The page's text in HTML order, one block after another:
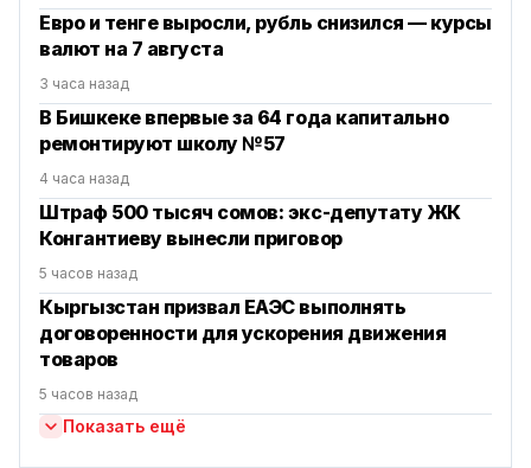
Евро и тенге выросли, рубль снизился — курсы
валют на 7 августа
3 часа назад
В Бишкеке впервые за 64 года капитально
ремонтируют школу №57
4 часа назад
Штраф 500 тысяч сомов: экс-депутату ЖК
Конгантиеву вынесли приговор
5 часов назад
Кыргызстан призвал ЕАЭС выполнять
договоренности для ускорения движения
товаров
5 часов назад
Показать ещё